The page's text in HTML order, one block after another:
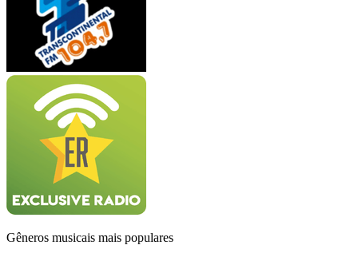
Gêneros musicais mais populares